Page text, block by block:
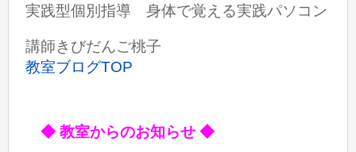
実践型個別指導 身体で覚える実践パソコン
講師きびだんご桃子
教室ブログTOP
◆ 教室からのお知らせ ◆